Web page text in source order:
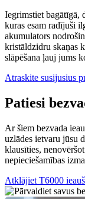
Iegrimstiet bagātīgā,
kuras esam radījuši
akumulators
kristāldzidru skaņas
slāpēšana ļauj jums
Atraskite susijusius
Patiesi
Ar šiem bezvada
uzlādes ietvaru jūsu
klausīties,
nepieciešamības
Atklājiet T6000